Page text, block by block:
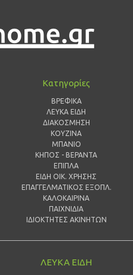
Κατηγορίες
ΒΡΕΦΙΚΑ
ΛΕΥΚΑ ΕΙΔΗ
ΔΙΑΚΟΣΜΗΣΗ
ΚΟΥΖΙΝΑ
ΜΠΑΝΙΟ
ΚΗΠΟΣ - ΒΕΡΑΝΤΑ
ΕΠΙΠΛΑ
ΕΙΔΗ ΟΙΚ. ΧΡΗΣΗΣ
ΕΠΑΓΓΕΛΜΑΤΙΚΟΣ ΕΞΟΠΛ.
ΚΑΛΟΚΑΙΡΙΝΑ
ΠΑΙΧΝΙΔΙΑ
ΙΔΙΟΚΤΗΤΕΣ ΑΚΙΝΗΤΩΝ
ΛΕΥΚΑ ΕΙΔΗ